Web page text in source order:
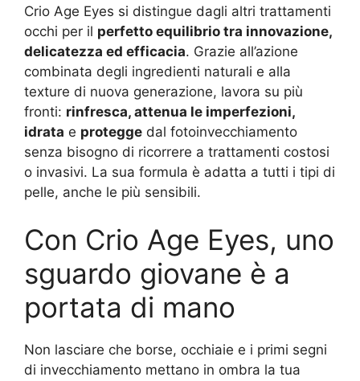
Crio Age Eyes si distingue dagli altri trattamenti
occhi per il perfetto equilibrio tra innovazione,
delicatezza ed efficacia. Grazie all’azione
combinata degli ingredienti naturali e alla
texture di nuova generazione, lavora su più
fronti: rinfresca, attenua le imperfezioni,
idrata e protegge dal fotoinvecchiamento
senza bisogno di ricorrere a trattamenti costosi
o invasivi. La sua formula è adatta a tutti i tipi di
pelle, anche le più sensibili.
Con Crio Age Eyes, uno
sguardo giovane è a
portata di mano
Non lasciare che borse, occhiaie e i primi segni
di invecchiamento mettano in ombra la tua